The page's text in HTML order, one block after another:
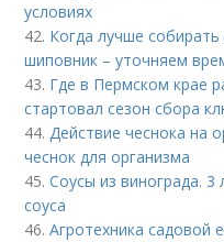
условиях
42. Когда лучше
шиповник – уточняем
43. Где в Пермском крае
стартовал сезон сбора
44.Действие чеснока на
чеснок для организма
45.Соусы из винограда. 3
соуса
46.Агротехника садовой